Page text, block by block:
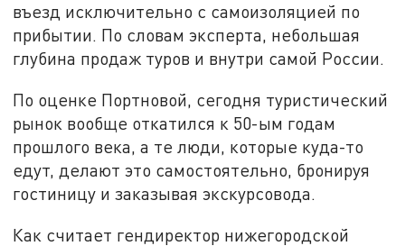
въезд исключительно с самоизоляцией по
прибытии. По словам эксперта, небольшая
глубина продаж туров и внутри самой России.
По оценке Портновой, сегодня туристический
рынок вообще откатился к 50-ым годам
прошлого века, а те люди, которые куда-то
едут, делают это самостоятельно, бронируя
гостиницу и заказывая экскурсовода.
Как считает гендиректор нижегородской